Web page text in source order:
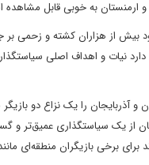
ارمنستان به خوبی قابل
از هزاران کشته و زحمی بر
و اهداف اصلی
آذربایجان را یک نزاع دو
از یک سیاستگذاری عمیق‌تر و
برخی بازیگران منطقه‌ای